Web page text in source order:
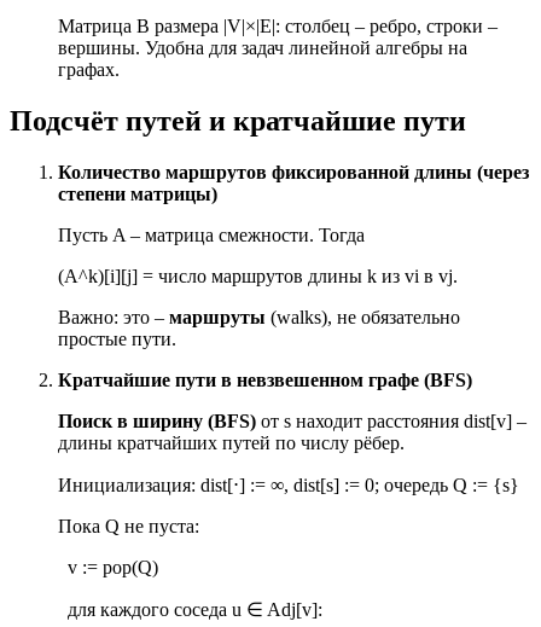
Матрица B размера |V|×|E|: столбец – ребро, строки –
вершины. Удобна для задач линейной алгебры на
графах.
Подсчёт путей и кратчайшие пути
Количество маршрутов фиксированной длины (через
степени матрицы)
Пусть A – матрица смежности. Тогда
(A^k)[i][j] = число маршрутов длины k из vi в vj.
Важно: это – маршруты (walks), не обязательно
простые пути.
Кратчайшие пути в невзвешенном графе (BFS)
Поиск в ширину (BFS) от s находит расстояния dist[v] –
длины кратчайших путей по числу рёбер.
Инициализация: dist[⋅] := ∞, dist[s] := 0; очередь Q := {s}
Пока Q не пуста:
v := pop(Q)
для каждого соседа u ∈ Adj[v]: